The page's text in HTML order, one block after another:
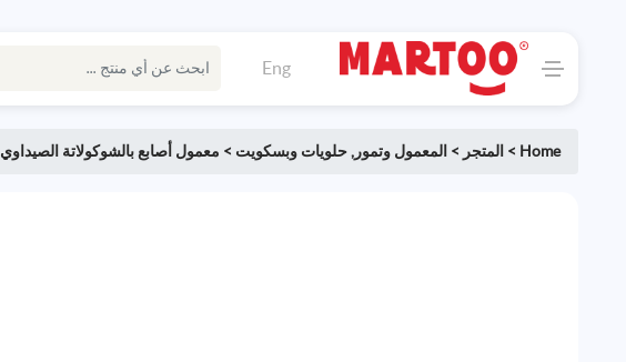
Eng
Home
> المتجر > المعمول وتمور,حلويات وبسكويت > معمول أصابع بالشوكولاتة الصيداوي